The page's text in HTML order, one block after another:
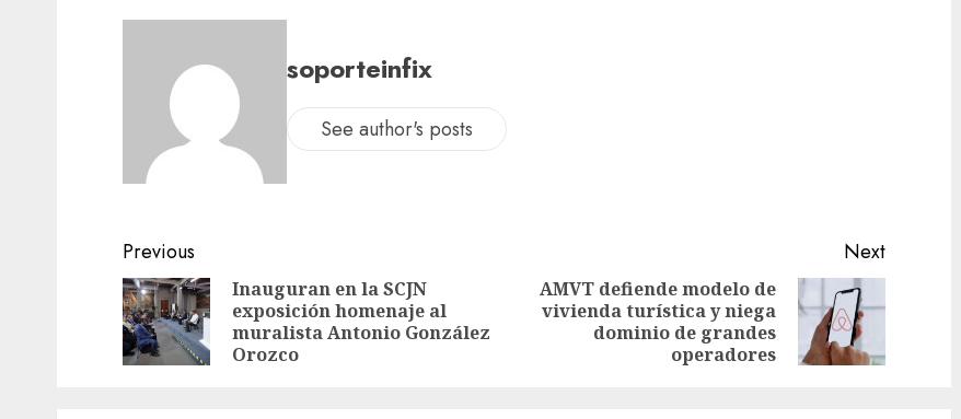
soporteinfix
See author's posts
Previous
Inauguran en la SCJN
exposición homenaje al
muralista Antonio González
Orozco
Next
AMVT defiende modelo de
vivienda turística y niega
dominio de grandes
operadores